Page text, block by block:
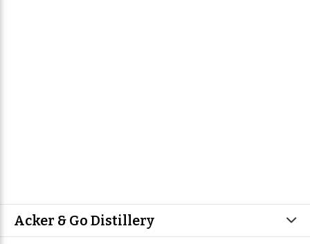
Acker & Go Distillery